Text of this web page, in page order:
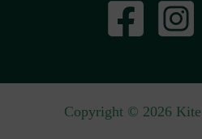
Copyright © 2026